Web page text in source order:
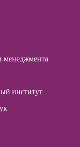
менеджмента
институт